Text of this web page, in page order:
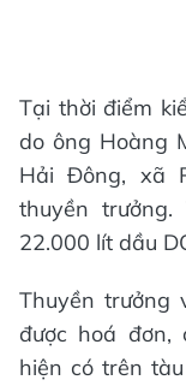
Tại thời điểm
do ông Hoàng
Hải Đông, xã
thuyền
22.000 lít dầu
Thuyền trưởng
được hoá đơn,
hiện có trên